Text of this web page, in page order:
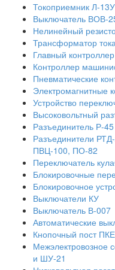
Токоприемник Л-
Выключатель ВОВ-
Нелинейный
Трансформатор
Главный
Контроллер
Пневматические
Электромагнитные
Устройство
Высоковольтный
Разъединитель Р-45
Разъединители
ПВЦ-100, ПО-82
Переключатель
Блокировочные
Блокировочное
Выключатели КУ
Выключатель В-007
Автоматические
Кнопочный пост
Межэлектровозное
и ШУ-21